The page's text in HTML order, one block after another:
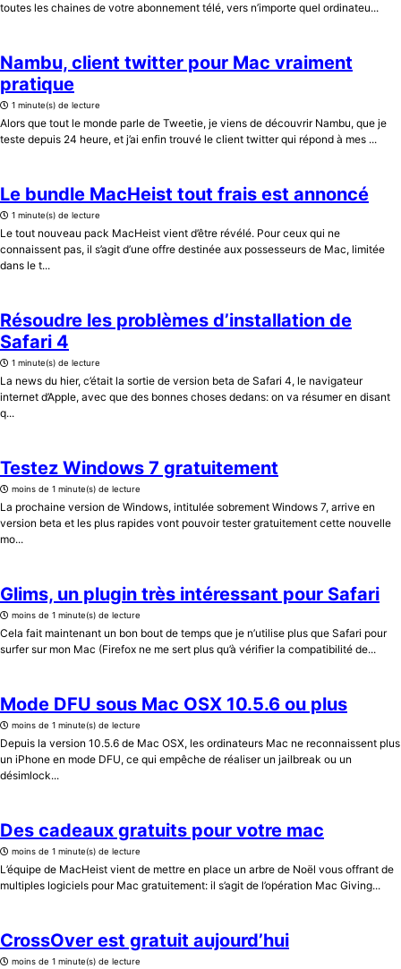
toutes les chaines de votre abonnement télé, vers n’importe quel ordinateu...
Nambu, client twitter pour Mac vraiment
pratique
1 minute(s) de lecture
Alors que tout le monde parle de Tweetie, je viens de découvrir Nambu, que je
teste depuis 24 heure, et j’ai enfin trouvé le client twitter qui répond à mes ...
Le bundle MacHeist tout frais est annoncé
1 minute(s) de lecture
Le tout nouveau pack MacHeist vient d’être révélé. Pour ceux qui ne
connaissent pas, il s’agit d’une offre destinée aux possesseurs de Mac, limitée
dans le t...
Résoudre les problèmes d’installation de
Safari 4
1 minute(s) de lecture
La news du hier, c’était la sortie de version beta de Safari 4, le navigateur
internet d’Apple, avec que des bonnes choses dedans: on va résumer en disant
q...
Testez Windows 7 gratuitement
moins de 1 minute(s) de lecture
La prochaine version de Windows, intitulée sobrement Windows 7, arrive en
version beta et les plus rapides vont pouvoir tester gratuitement cette nouvelle
mo...
Glims, un plugin très intéressant pour Safari
moins de 1 minute(s) de lecture
Cela fait maintenant un bon bout de temps que je n’utilise plus que Safari pour
surfer sur mon Mac (Firefox ne me sert plus qu’à vérifier la compatibilité de...
Mode DFU sous Mac OSX 10.5.6 ou plus
moins de 1 minute(s) de lecture
Depuis la version 10.5.6 de Mac OSX, les ordinateurs Mac ne reconnaissent plus
un iPhone en mode DFU, ce qui empêche de réaliser un jailbreak ou un
désimlock...
Des cadeaux gratuits pour votre mac
moins de 1 minute(s) de lecture
L’équipe de MacHeist vient de mettre en place un arbre de Noël vous offrant de
multiples logiciels pour Mac gratuitement: il s’agit de l’opération Mac Giving...
CrossOver est gratuit aujourd’hui
moins de 1 minute(s) de lecture